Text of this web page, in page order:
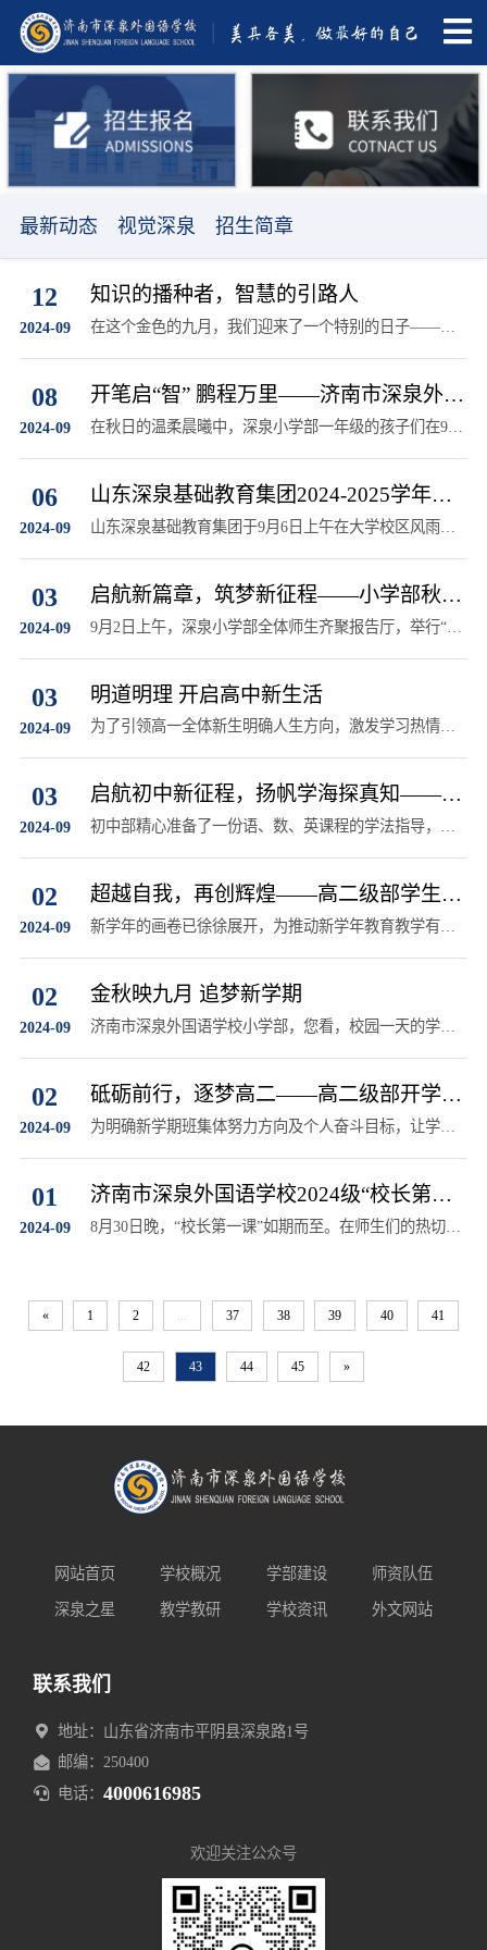
最新动态 视觉深泉 招生简章
12
2024-09
知识的播种者，智慧的引路人
在这个金色的九月，我们迎来了一个特别的日子——教
08
2024-09
开笔启“智” 鹏程万里——济南市深泉外国
语学校小学部2024级新生开笔典礼
在秋日的温柔晨曦中，深泉小学部一年级的孩子们在9月
06
2024-09
山东深泉基础教育集团2024-2025学年开
学典礼暨庆祝教师节表彰大会圆满举行
山东深泉基础教育集团于9月6日上午在大学校区风雨操
03
2024-09
启航新篇章，筑梦新征程——小学部秋季
开学典礼暨升旗仪式
9月2日上午，深泉小学部全体师生齐聚报告厅，举行“启
03
2024-09
明道明理 开启高中新生活
为了引领高一全体新生明确人生方向，激发学习热情，
03
2024-09
启航初中新征程，扬帆学海探真知——初
中部学法指导讲座
初中部精心准备了一份语、数、英课程的学法指导，希
02
2024-09
超越自我，再创辉煌——高二级部学生发
展策略座谈会
新学年的画卷已徐徐展开，为推动新学年教育教学有效
02
2024-09
金秋映九月 追梦新学期
济南市深泉外国语学校小学部，您看，校园一天的学习
02
2024-09
砥砺前行，逐梦高二——高二级部开学第
一课
为明确新学期班集体努力方向及个人奋斗目标，让学生
会。
01
2024-09
济南市深泉外国语学校2024级“校长第一
课”开课啦！
8月30日晚，“校长第一课”如期而至。在师生们的热切目
« 1 2 ... 37 38 39 40 41
42 43 44 45 »
网站首页 学校概况 学部建设 师资队伍
深泉之星 教学教研 学校资讯 外文网站
联系我们
地址：山东省济南市平阴县深泉路1号
邮编：250400
电话： 4000616985
欢迎关注公众号